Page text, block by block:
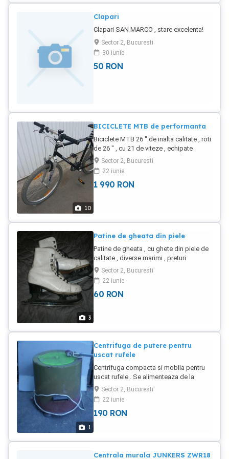
Clapari
Clapari SAN MARCO , stare excelenta!
Sector 2, Bucuresti
30 iunie
50 RON
10
BICICLETE MTB de performanta
Biciclete MTB 26 " de inalta calitate , roti
de 26 " , cu 21 de viteze , echipate
SHIMANO .Calitate garantata .
Sector 2, Bucuresti
22 iunie
1 990 RON
3
Patine de gheata din piele
Patine de gheata , cu ghete din piele de
calitate , diverse marimi , preturi
excelente .
Sector 2, Bucuresti
22 iunie
60 RON
1
Centrifuga de putere pentru
uscat rufele
Centrifuga compacta si mobila pentru
uscat rufele . Se alimenteaza de la
reteaua de 220 V.
Sector 2, Bucuresti
22 iunie
190 RON
Centrala murala JUNKERS ZWR18